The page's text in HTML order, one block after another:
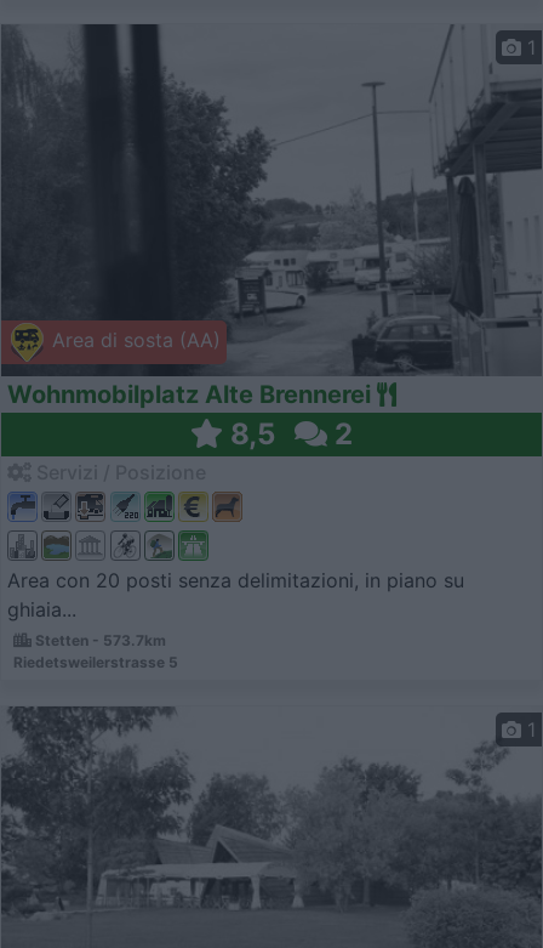
Area di sosta (AA)
1
Wohnmobilplatz Alte Brennerei
8,5 2
Area con 20 posti senza delimitazioni, in piano su
ghiaia...
Stetten - 573.7km
Riedetsweilerstrasse 5
1